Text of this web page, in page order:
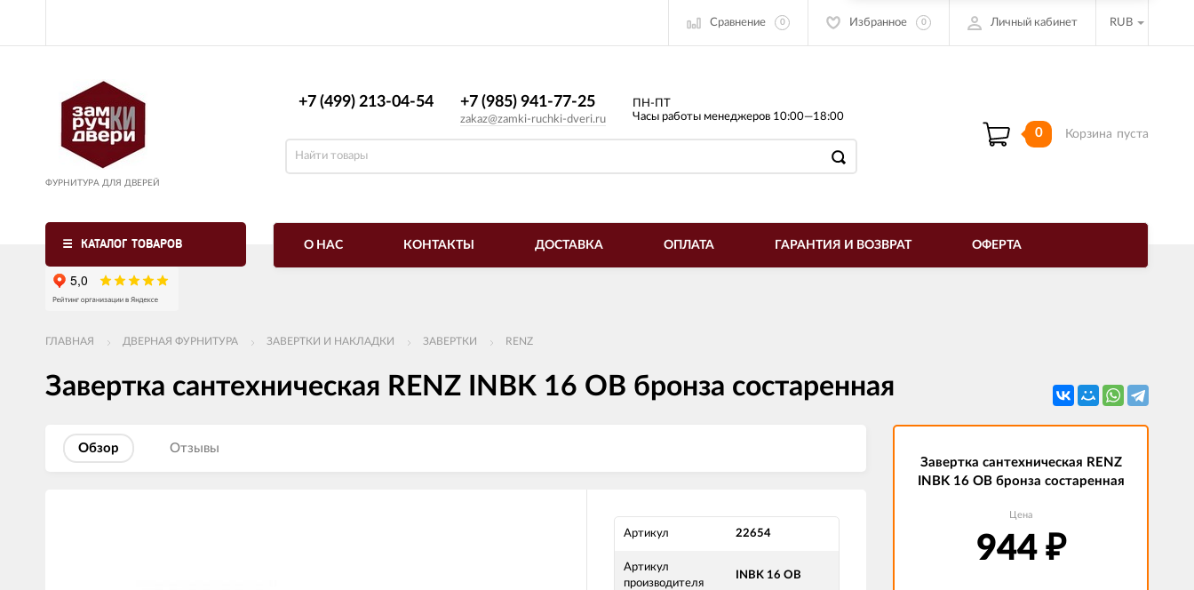
Сравнение 0 Избранное 0 Личный кабинет RUB
ФУРНИТУРА ДЛЯ ДВЕРЕЙ
+7 (499) 213-04-54​ +7 (985) 941-77-25
zakaz@zamki-ruchki-dveri.ru
ПН-ПТ
Часы работы менеджеров 10:00—18:00
0 Корзина пуста
КАТАЛОГ ТОВАРОВ О НАС КОНТАКТЫ ДОСТАВКА ОПЛАТА ГАРАНТИЯ И ВОЗВРАТ ОФЕРТА
ГЛАВНАЯ ДВЕРНАЯ ФУРНИТУРА ЗАВЕРТКИ И НАКЛАДКИ ЗАВЕРТКИ RENZ
Завертка сантехническая RENZ INBK 16 OB бронза состаренная
Обзор Отзывы
Артикул 22654
Артикул
производителя
INBK 16 OB
Завертка сантехническая RENZ
INBK 16 OB бронза состаренная
Цена
944 ₽